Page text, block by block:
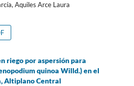
Aquiles Arce Laura
riego por aspersión para
quinoa Willd.) en el
Altiplano Central